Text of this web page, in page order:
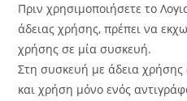
Πριν χρησιμοποιήσετε το
άδειας χρήσης, πρέπει να
χρήσης σε μία συσκευή.
Στη συσκευή με άδεια χρήσης
και χρήση μόνο ενός